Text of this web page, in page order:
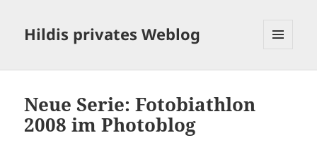
Hildis privates Weblog
Neue Serie: Fotobiathlon
2008 im Photoblog